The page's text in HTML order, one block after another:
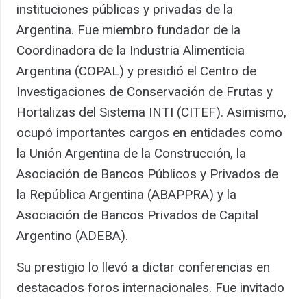
instituciones públicas y privadas de la
Argentina. Fue miembro fundador de la
Coordinadora de la Industria Alimenticia
Argentina (COPAL) y presidió el Centro de
Investigaciones de Conservación de Frutas y
Hortalizas del Sistema INTI (CITEF). Asimismo,
ocupó importantes cargos en entidades como
la Unión Argentina de la Construcción, la
Asociación de Bancos Públicos y Privados de
la República Argentina (ABAPPRA) y la
Asociación de Bancos Privados de Capital
Argentino (ADEBA).
Su prestigio lo llevó a dictar conferencias en
destacados foros internacionales. Fue invitado